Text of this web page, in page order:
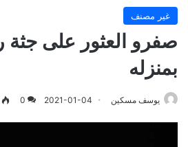
غير مصنف
صفرو العثور على
بمنزله
يوسف مسكين 2021-01-04
0